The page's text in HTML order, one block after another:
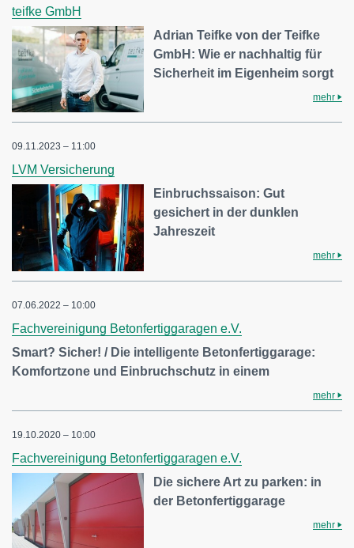
teifke GmbH
Adrian Teifke von der Teifke
GmbH: Wie er nachhaltig für
Sicherheit im Eigenheim sorgt
mehr
09.11.2023 – 11:00
LVM Versicherung
Einbruchssaison: Gut
gesichert in der dunklen
Jahreszeit
mehr
07.06.2022 – 10:00
Fachvereinigung Betonfertiggaragen e.V.
Smart? Sicher! / Die intelligente Betonfertiggarage:
Komfortzone und Einbruchschutz in einem
mehr
19.10.2020 – 10:00
Fachvereinigung Betonfertiggaragen e.V.
Die sichere Art zu parken: in
der Betonfertiggarage
mehr